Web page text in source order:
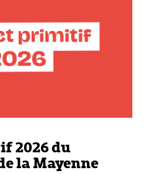
2026 du
la Mayenne